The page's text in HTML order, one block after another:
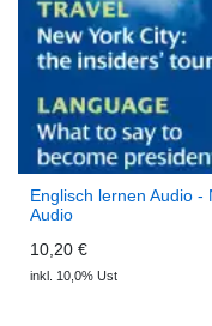
Englisch lernen Audio -
Audio
10,20 €
inkl. 10,0% Ust